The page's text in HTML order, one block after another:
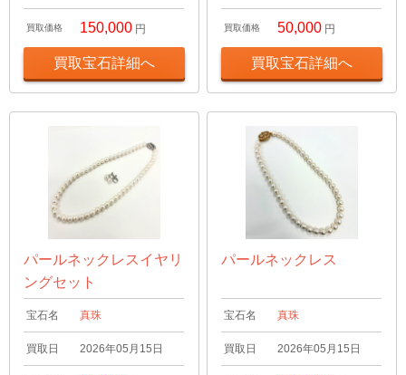
買取価格 150,000 円
買取宝石詳細へ
買取価格 50,000 円
買取宝石詳細へ
パールネックレスイヤリ
ングセット
宝石名 真珠
買取日 2026年05月15日
パールネックレス
宝石名 真珠
買取日 2026年05月15日